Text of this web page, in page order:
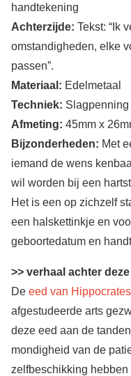
handtekening
Achterzijde: Tekst: “Ik
omstandigheden, elke
passen”.
Materiaal: Edelmetaal
Techniek: Slagpenning
Afmeting: 45mm x
Bijzonderheden: Met
iemand de wens
wil worden bij een
Het is een op zichzelf
een halskettinkje en
geboortedatum en
>> verhaal achter
De eed van Hippocrates
afgestudeerde arts
deze eed aan de
mondigheid van de
zelfbeschikking